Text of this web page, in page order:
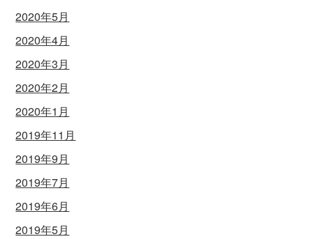
2020年5月
2020年4月
2020年3月
2020年2月
2020年1月
2019年11月
2019年9月
2019年7月
2019年6月
2019年5月